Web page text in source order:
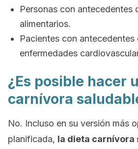
Personas con antecedentes
alimentarios.
Pacientes con antecedentes
enfermedades
¿Es posible hacer
carnívora
No. Incluso en su versión más
planificada, la dieta carnívora